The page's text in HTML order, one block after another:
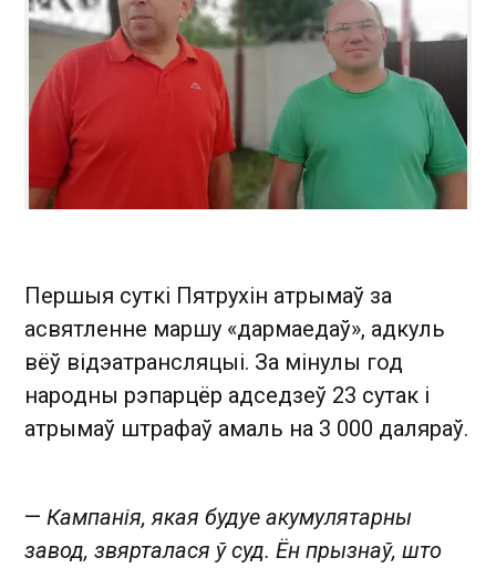
Першыя суткі Пятрухін атрымаў за
асвятленне маршу «дармаедаў», адкуль
вёў відэатрансляцыі. За мінулы год
народны рэпарцёр адседзеў 23 сутак і
атрымаў штрафаў амаль на 3 000 даляраў.
— Кампанія, якая будуе акумулятарны
завод, звярталася ў суд. Ён прызнаў, што